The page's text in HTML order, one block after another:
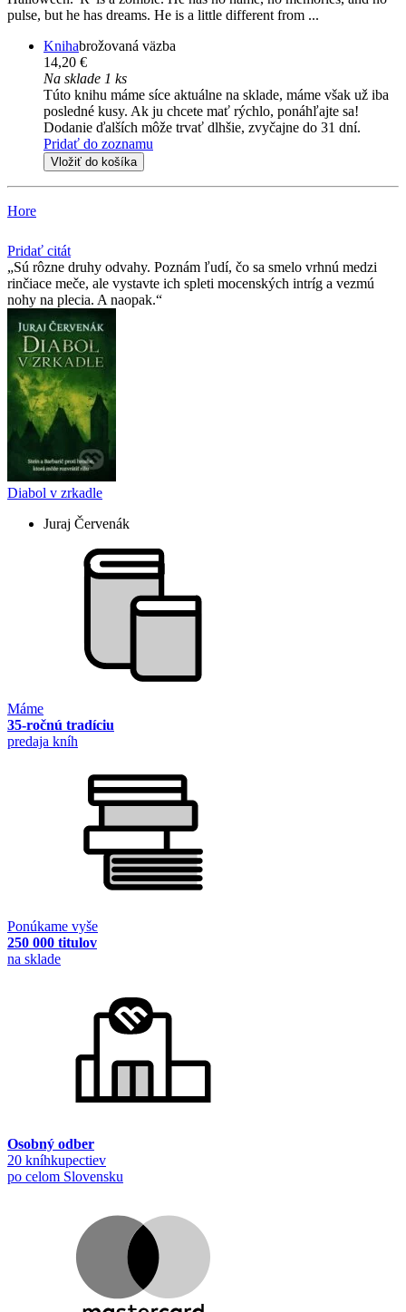
pulse, but he has dreams. He is a little different from ...
Knihabrožovaná väzba
14,20 €
Na sklade 1 ks
Túto knihu máme síce aktuálne na sklade, máme však už iba
posledné kusy. Ak ju chcete mať rýchlo, ponáhľajte sa!
Dodanie ďalších môže trvať dlhšie, zvyčajne do 31 dní.
Pridať do zoznamu
Vložiť do košíka
Hore
Pridať citát
Sú rôzne druhy odvahy. Poznám ľudí, čo sa smelo vrhnú medzi
rinčiace meče, ale vystavte ich spleti mocenských intríg a vezmú
nohy na plecia. A naopak.
Diabol v zrkadle
Juraj Červenák
Máme
35-ročnú tradíciu
predaja kníh
Ponúkame vyše
250 000 titulov
na sklade
Osobný odber
20 kníhkupectiev
po celom Slovensku